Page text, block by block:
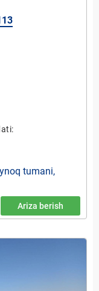
tumani,
Ariza berish